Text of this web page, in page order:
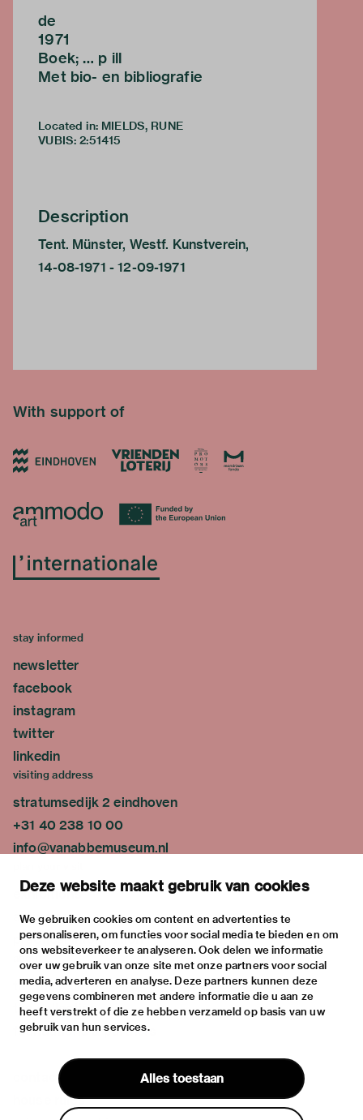
Deze website maakt gebruik van cookies
We gebruiken cookies om content en advertenties te
personaliseren, om functies voor social media te bieden en om
ons websiteverkeer te analyseren. Ook delen we informatie
over uw gebruik van onze site met onze partners voor social
media, adverteren en analyse. Deze partners kunnen deze
gegevens combineren met andere informatie die u aan ze
heeft verstrekt of die ze hebben verzameld op basis van uw
gebruik van hun services.
Alles toestaan
de
1971
Boek; … p ill
Met bio- en bibliografie
Located in: MIELDS, RUNE
VUBIS: 2:51415
Description
Tent. Münster, Westf. Kunstverein,
14-08-1971 - 12-09-1971
With support of
stay informed
newsletter
facebook
instagram
twitter
linkedin
visiting address
stratumsedijk 2 eindhoven
+31 40 238 10 00
info@vanabbemuseum.nl
exhibitions
activities
practical information
about
the museum
the collection
foundations & partners
contact
house rules